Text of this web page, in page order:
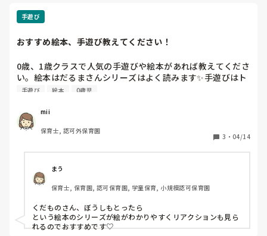
手遊び
おすすめ絵本、手遊び教えてください！
0歳、1歳クラスで人気の手遊びや絵本があれば教えてくださ
い。絵本はだるまさんシリーズはよく読みます✨手遊びはト
ントンアンパンマン、さかながはねてなどをよくします😊
手遊び 絵本 0歳児
mii
保育士, 認可外保育園
3 ・ 04/14
まう
保育士, 保育園, 認可保育園, 学童保育, 小規模認可保育園
くだものさん、ぼうしもとったら
という絵本のシリーズが絵がわかりやすくリアクションも見ら
れるのでおすすめです♡